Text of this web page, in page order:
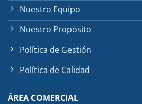
Nuestro Equipo
Nuestro Propósito
Política de Gestión
Política de Calidad
ÁREA COMERCIAL